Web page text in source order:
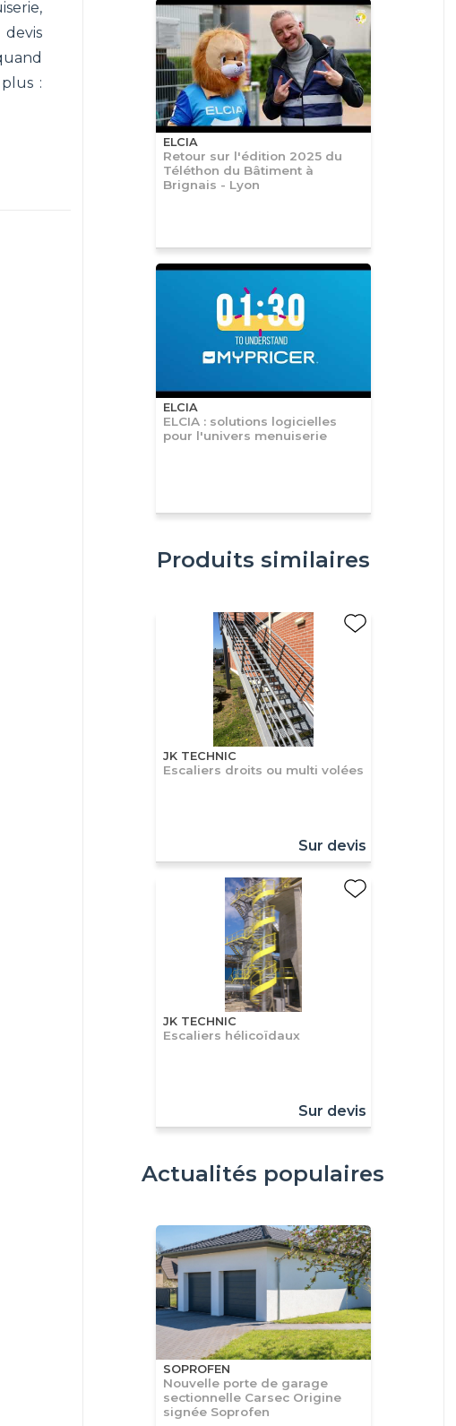
:
ELCIA
Retour sur l'édition 2025 du
Téléthon du Bâtiment à
Brignais - Lyon
ELCIA
ELCIA : solutions logicielles
pour l'univers menuiserie
Produits similaires
JK TECHNIC
Escaliers droits ou multi volées
Sur devis
JK TECHNIC
Escaliers hélicoïdaux
Sur devis
Actualités populaires
SOPROFEN
Nouvelle porte de garage
sectionnelle Carsec Origine
signée Soprofen